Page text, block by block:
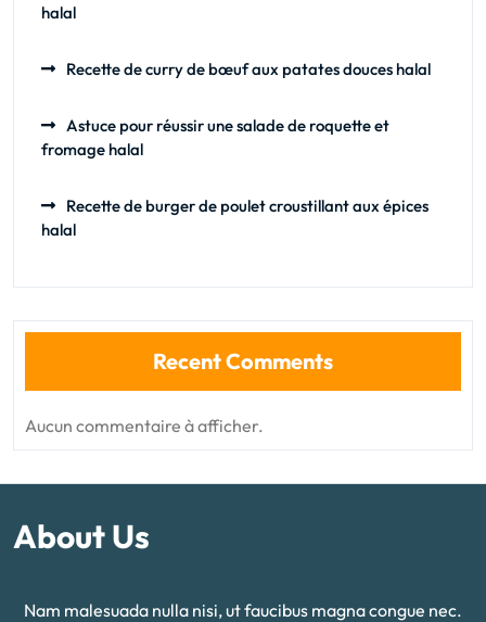
halal
Recette de curry de bœuf aux patates douces halal
Astuce pour réussir une salade de roquette et
fromage halal
Recette de burger de poulet croustillant aux épices
halal
Recent Comments
Aucun commentaire à afficher.
About Us
Nam malesuada nulla nisi, ut faucibus magna congue nec.